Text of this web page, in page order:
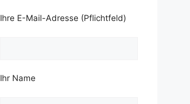
Ihre E-Mail-Adresse (Pflichtfeld)
Ihr Name